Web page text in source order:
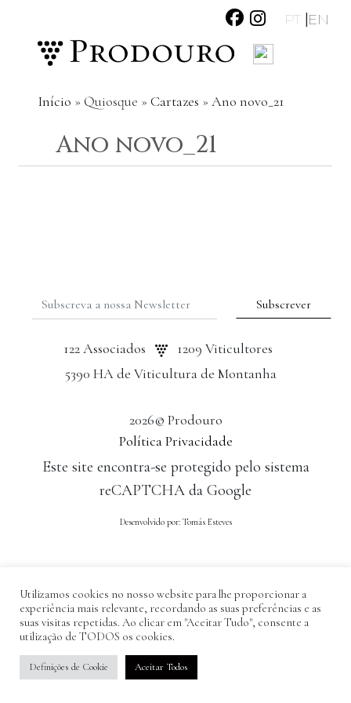
PT EN
Início » Quiosque » Cartazes » Ano novo_21
Ano novo_21
2026© Prodouro
Política Privacidade
Este site encontra-se protegido pelo sistema
reCAPTCHA da Google
Desenvolvido por: Tomás Esteves
122 Associados
1209 Viticultores
5390 HA de Viticultura de Montanha
Utilizamos cookies no nosso website para lhe proporcionar a
experiência mais relevante, recordando as suas preferências e as
suas visitas repetidas. Ao clicar em "Aceitar Tudo", consente a
utilização de TODOS os cookies.
Definições de Cookie Aceitar Todos